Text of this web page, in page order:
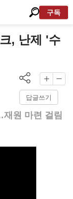
구독
, 난제 '수
답글쓰기
원 마련 걸림